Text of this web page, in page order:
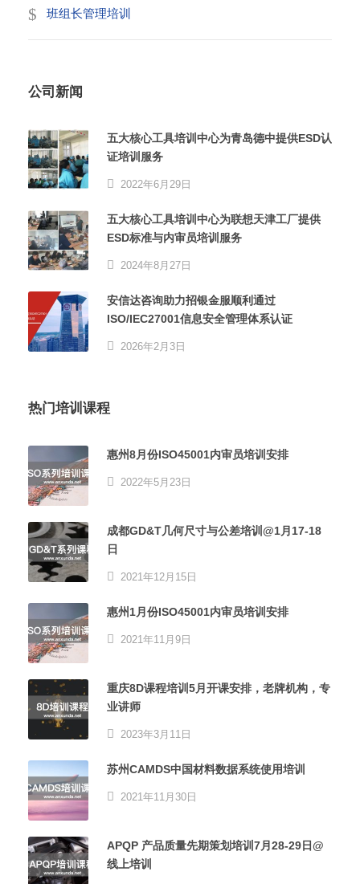
班组长管理培训
公司新闻
五大核心工具培训中心为青岛德中提供ESD认
证培训服务
2022年6月29日
五大核心工具培训中心为联想天津工厂提供
ESD标准与内审员培训服务
2024年8月27日
安信达咨询助力招银金服顺利通过
ISO/IEC27001信息安全管理体系认证
2026年2月3日
热门培训课程
惠州8月份ISO45001内审员培训安排
2022年5月23日
成都GD&T几何尺寸与公差培训@1月17-18
日
2021年12月15日
惠州1月份ISO45001内审员培训安排
2021年11月9日
重庆8D课程培训5月开课安排，老牌机构，专
业讲师
2023年3月11日
苏州CAMDS中国材料数据系统使用培训
2021年11月30日
APQP 产品质量先期策划培训7月28-29日@
线上培训